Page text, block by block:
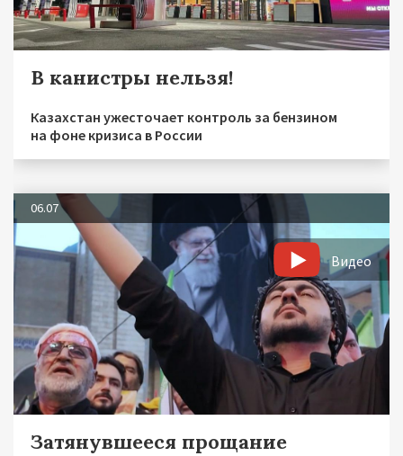
В канистры нельзя!
Казахстан ужесточает контроль за бензином
на фоне кризиса в России
06.07
Видео
Затянувшееся прощание